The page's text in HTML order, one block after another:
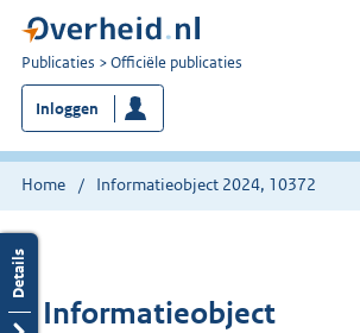
U
bent
nu
hier:
Publicaties Officiële publicaties
Inloggen
Home Informatieobject 2024, 10372
Informatieobject